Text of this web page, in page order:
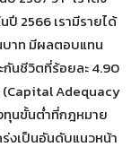
ปี 2566 เรามีรายได้
บาท มีผลตอบแทน
นชีวิตที่ร้อยละ 4.90
(Capital Adequacy
ทุนขั้นต่ำที่กฎหมาย
งเป็นอันดับแนวหน้า